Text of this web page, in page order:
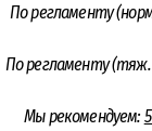
По регламенту
По регламенту (тяж.
Мы рекомендуем: